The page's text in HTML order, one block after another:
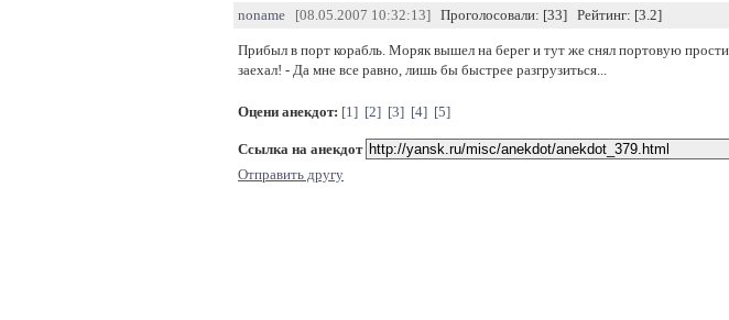
noname
[08.05.2007 10:32:13] Проголосовали: [33] Рейтинг: [3.2]
Прибыл в порт корабль. Моряк вышел на берег и тут же снял портовую
заехал! - Да мне все равно, лишь бы быстрее разгрузиться...
Оцени анекдот: [1] [2] [3] [4] [5]
Ссылка на анекдот
Отправить другу